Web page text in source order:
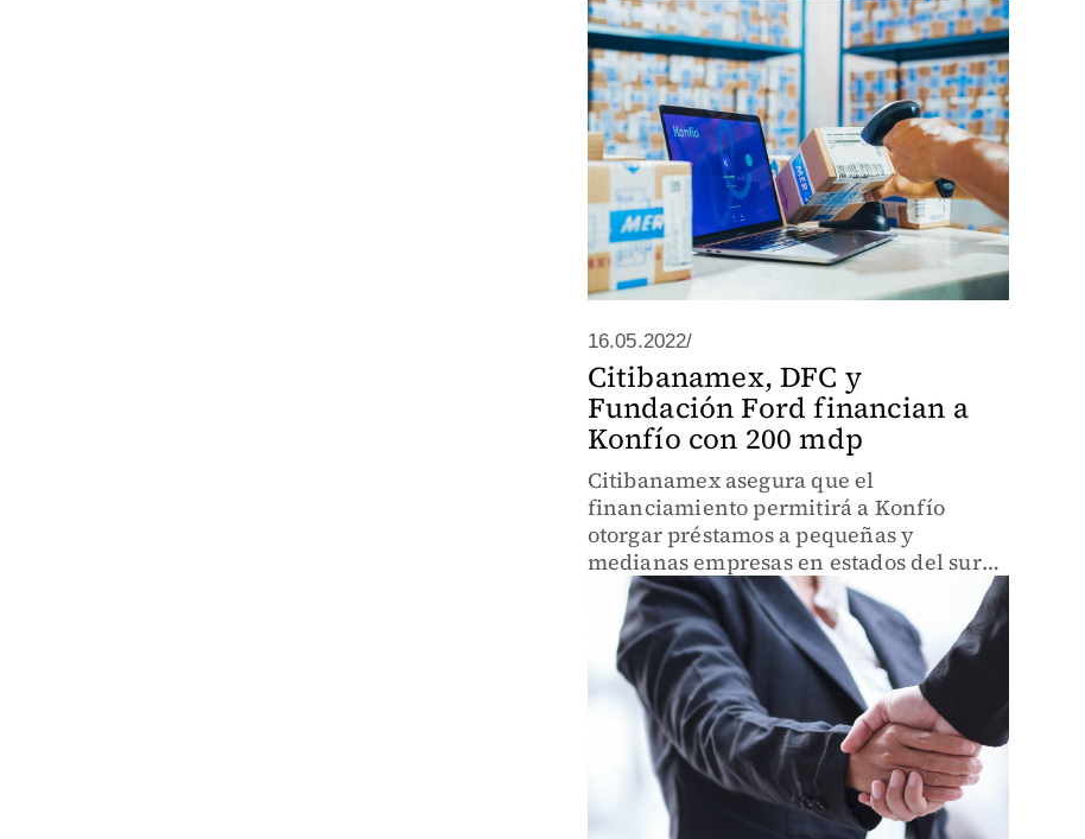
16.05.2022/
Citibanamex, DFC y
Fundación Ford financian a
Konfío con 200 mdp
Citibanamex asegura que el
financiamiento permitirá a Konfío
otorgar préstamos a pequeñas y
medianas empresas en estados del sur
de México.